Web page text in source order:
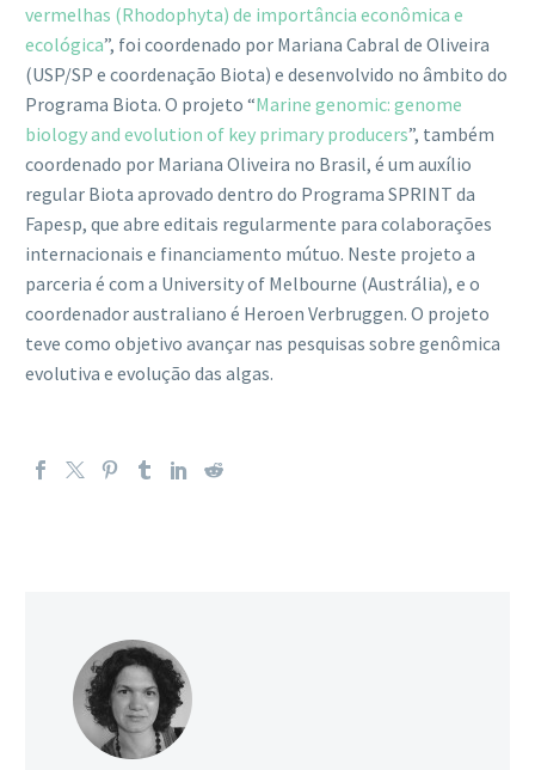
vermelhas (Rhodophyta) de importância econômica e
ecológica”, foi coordenado por Mariana Cabral de Oliveira
(USP/SP e coordenação Biota) e desenvolvido no âmbito do
Programa Biota. O projeto “Marine genomic: genome
biology and evolution of key primary producers”, também
coordenado por Mariana Oliveira no Brasil, é um auxílio
regular Biota aprovado dentro do Programa SPRINT da
Fapesp, que abre editais regularmente para colaborações
internacionais e financiamento mútuo. Neste projeto a
parceria é com a University of Melbourne (Austrália), e o
coordenador australiano é Heroen Verbruggen. O projeto
teve como objetivo avançar nas pesquisas sobre genômica
evolutiva e evolução das algas.